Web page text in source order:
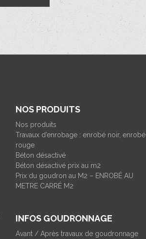
NOS PRODUITS
Nos produits
Travaux d’enrobage : enrobé noir, enrobé
rouge
Béton désactivé
Béton désactivé prix au m2
Prix du goudron au M2 – ENROBÉ AU
METRE CARRÉ M2
INFOS GOUDRONNAGE
Avant / Après travaux de goudronnage